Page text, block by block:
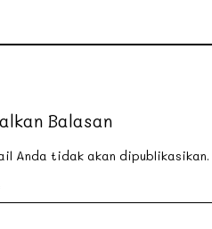
Balasan
Anda tidak akan dipublikasikan.